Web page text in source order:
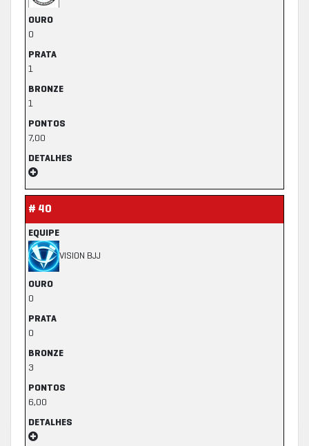
OURO
0
PRATA
1
BRONZE
1
PONTOS
7,00
DETALHES
# 40
EQUIPE
VISION BJJ
OURO
0
PRATA
0
BRONZE
3
PONTOS
6,00
DETALHES